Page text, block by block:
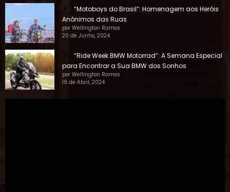
20 de Junho, 2024
“Ride Week BMW Motorrad”: A Semana Especial
para Encontrar a Sua BMW dos Sonhos
19 de Abril, 2024